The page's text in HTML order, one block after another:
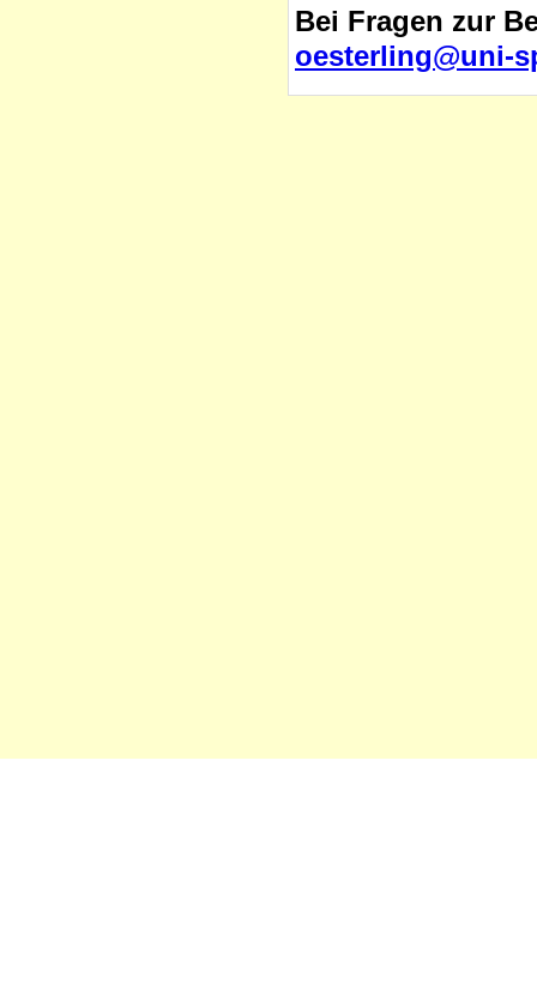
Bei Fragen zur
oesterling@uni-